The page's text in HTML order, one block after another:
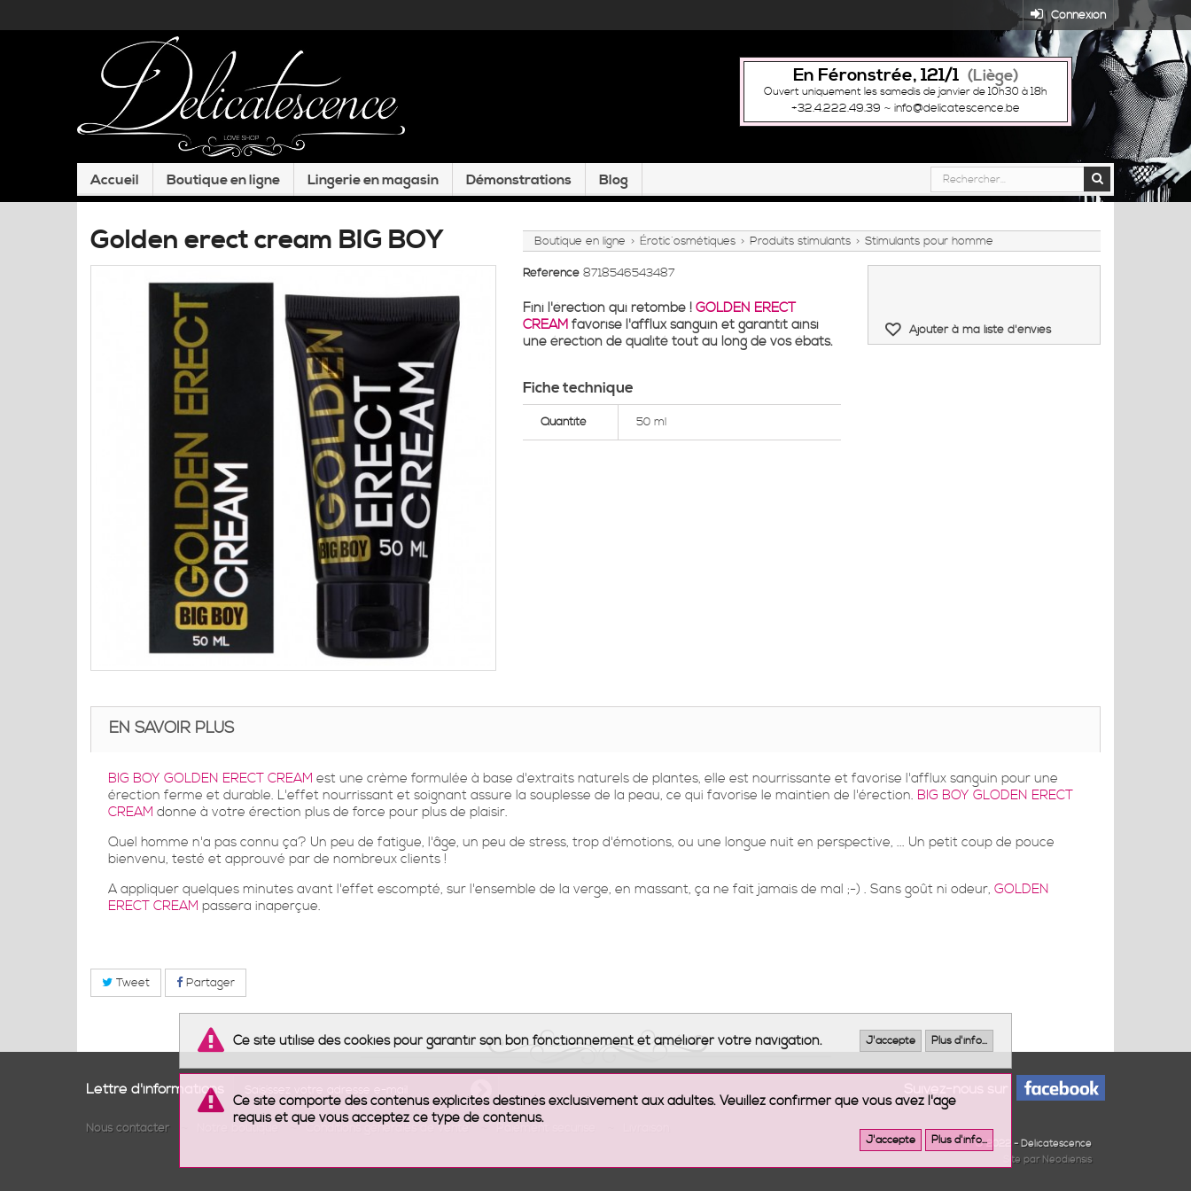
Connexion
En Féronstrée, 121/1 (Liège)
Ouvert uniquement les samedis de janvier de 10h30 à 18h
+32.4.222.49.39 ~ info@delicatescence.be
Accueil Boutique en ligne Lingerie en magasin Démonstrations Blog
Golden erect cream BIG BOY Boutique en ligne > Érotic´osmétiques > Produits stimulants > Stimulants pour homme
Référence 8718546543487
Fini l'érection qui retombe ! GOLDEN ERECT
CREAMfavorise l'afflux sanguin et garantit ainsi
une érection de qualité tout au long de vos ébats.
Fiche technique
Quantité 50 ml
Ajouter à ma liste d'envies
EN SAVOIR PLUS
BIG BOY GOLDEN ERECT CREAM est une crème formulée à base d'extraits naturels de plantes, elle est nourrissante et favorise l'afflux sanguin pour une
érection ferme et durable. L'effet nourrissant et soignant assure la souplesse de la peau, ce qui favorise le maintien de l'érection. BIG BOY GLODEN ERECT
CREAM donne à votre érection plus de force pour plus de plaisir.
Quel homme n'a pas connu ça? Un peu de fatigue, l'âge, un peu de stress, trop d'émotions, ou une longue nuit en perspective, ... Un petit coup de pouce
bienvenu, testé et approuvé par de nombreux clients !
A appliquer quelques minutes avant l'effet escompté, sur l'ensemble de la verge, en massant, ça ne fait jamais de mal ;-) . Sans goût ni odeur, GOLDEN
ERECT CREAM passera inaperçue.
Tweet Partager
Lettre d'informations
Nous contacter Notre boutique Conditions générales de vente
© 2022 - Delicatescence
Site par Neodiensis
Ce site utilise des cookies pour garantir son bon fonctionnement et améliorer votre navigation. J'accepte Plus d'info...
Ce site comporte des contenus explicites destinés exclusivement aux adultes. Veuillez confirmer que vous avez l'âge
requis et que vous acceptez ce type de contenus.
J'accepte Plus d'info...